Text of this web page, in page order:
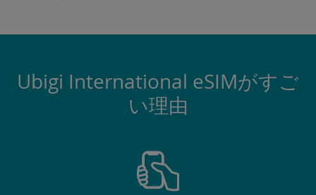
Ubigi International eSIMがすご
い理由